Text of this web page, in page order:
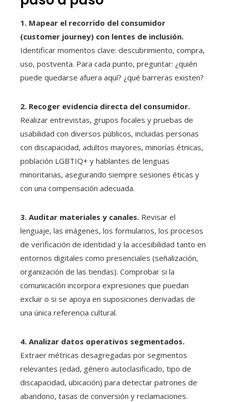
1. Mapear el recorrido del consumidor
(customer journey) con lentes de inclusión.
Identificar momentos clave: descubrimiento, compra,
uso, postventa. Para cada punto, preguntar: ¿quién
puede quedarse afuera aquí? ¿qué barreras existen?
2. Recoger evidencia directa del consumidor.
Realizar entrevistas, grupos focales y pruebas de
usabilidad con diversos públicos, incluidas personas
con discapacidad, adultos mayores, minorías étnicas,
población LGBTIQ+ y hablantes de lenguas
minoritarias, asegurando siempre sesiones éticas y
con una compensación adecuada.
3. Auditar materiales y canales. Revisar el
lenguaje, las imágenes, los formularios, los procesos
de verificación de identidad y la accesibilidad tanto en
entornos digitales como presenciales (señalización,
organización de las tiendas). Comprobar si la
comunicación incorpora expresiones que puedan
excluir o si se apoya en suposiciones derivadas de
una única referencia cultural.
4. Analizar datos operativos segmentados.
Extraer métricas desagregadas por segmentos
relevantes (edad, género autoclasificado, tipo de
discapacidad, ubicación) para detectar patrones de
abandono, tasas de conversión y reclamaciones.